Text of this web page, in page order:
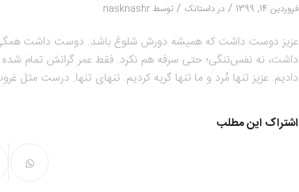
فروردین 14, 1399 / درداستانک / توسطnasknashr
عزیز دوست داشت که همیشه دورش شلوغ باشد. دوست داشت همگی
داشت، نه نفس‌تنگی؛ حتی سرفه هم نکرد. فقط عمر گرانش تمام
دادیم. عزیز تنها مُرد و ما تنها گریه کردیم. تنهای تنها. درست مثل
اشتراک این مطلب